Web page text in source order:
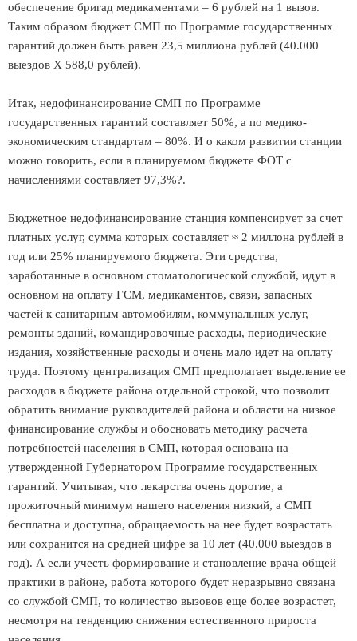
обеспечение бригад медикаментами – 6 рублей на 1 вызов.
Таким образом бюджет СМП по Программе государственных
гарантий должен быть равен 23,5 миллиона рублей (40.000
выездов Х 588,0 рублей).
Итак, недофинансирование СМП по Программе
государственных гарантий составляет 50%, а по медико-
экономическим стандартам – 80%. И о каком развитии станции
можно говорить, если в планируемом бюджете ФОТ с
начислениями составляет 97,3%?.
Бюджетное недофинансирование станция компенсирует за счет
платных услуг, сумма которых составляет ≈ 2 миллона рублей в
год или 25% планируемого бюджета. Эти средства,
заработанные в основном стоматологической службой, идут в
основном на оплату ГСМ, медикаментов, связи, запасных
частей к санитарным автомобилям, коммунальных услуг,
ремонты зданий, командировочные расходы, периодические
издания, хозяйственные расходы и очень мало идет на оплату
труда. Поэтому централизация СМП предполагает выделение ее
расходов в бюджете района отдельной строкой, что позволит
обратить внимание руководителей района и области на низкое
финансирование службы и обосновать методику расчета
потребностей населения в СМП, которая основана на
утвержденной Губернатором Программе государственных
гарантий. Учитывая, что лекарства очень дорогие, а
прожиточный минимум нашего населения низкий, а СМП
бесплатна и доступна, обращаемость на нее будет возрастать
или сохранится на средней цифре за 10 лет (40.000 выездов в
год). А если учесть формирование и становление врача общей
практики в районе, работа которого будет неразрывно связана
со службой СМП, то количество вызовов еще более возрастет,
несмотря на тенденцию снижения естественного прироста